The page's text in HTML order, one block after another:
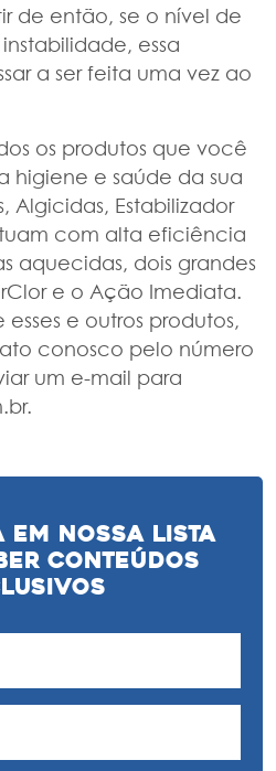
de então, se o nível de
essa
a ser feita uma vez ao
os produtos que você
higiene e saúde da sua
Algicidas, Estabilizador
com alta eficiência
aquecidas, dois grandes
e o Ação Imediata.
esses e outros produtos,
conosco pelo número
um e-mail para
em nossa lista
conteúdos